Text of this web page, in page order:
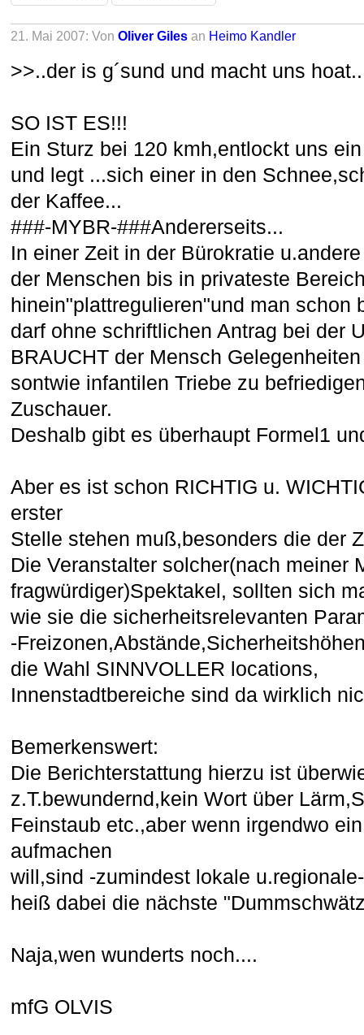
21. Mai 2007: Von Oliver Giles an Heimo Kandler
>>..der is g´sund und macht uns
SO IST ES!!!
Ein Sturz bei 120 kmh,entlockt uns
und legt ...sich einer in den
der Kaffee...
###-MYBR-###Andererseits...
In einer Zeit in der Bürokratie
der Menschen bis in privateste
hinein"plattregulieren"und man schon
darf ohne schriftlichen Antrag bei der
BRAUCHT der Mensch
sontwie infantilen Triebe zu
Zuschauer.
Deshalb gibt es überhaupt Formel1
Aber es ist schon RICHTIG u.
erster
Stelle stehen muß,besonders die der
Die Veranstalter solcher(nach meiner
fragwürdiger)Spektakel, sollten sich
wie sie die sicherheitsrelevanten
-
die Wahl SINNVOLLER locations,
Innenstadtbereiche sind da wirklich
Bemerkenswert:
Die Berichterstattung hierzu ist
z.T.bewundernd,kein Wort über
Feinstaub etc.,aber wenn irgendwo
aufmachen
will,sind -zumindest lokale
heiß dabei die nächste
Naja,wen wunderts noch....
mfG OLVIS